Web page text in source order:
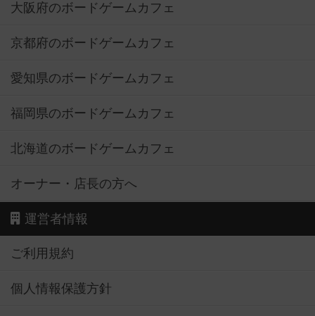
大阪府のボードゲームカフェ
京都府のボードゲームカフェ
愛知県のボードゲームカフェ
福岡県のボードゲームカフェ
北海道のボードゲームカフェ
オーナー・店長の方へ
運営者情報
ご利用規約
個人情報保護方針